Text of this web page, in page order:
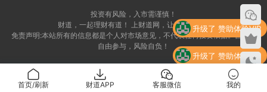
投资有风险，入市需谨慎！
财道，一起理财有道！ 上财道网，让财富上道！
免责声明:本站所有的信息都是个人对市场意见，不代表任何投资依据。自愿，
自由参与，风险自负！
首页/刷新 财道APP 客服微信 我的
升级了 赞助体验VIP
升级了 赞助体验VIP
升级了 赞助体验VIP